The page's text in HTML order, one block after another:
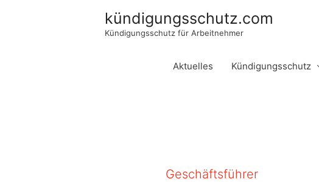
kündigungsschutz.com
Kündigungsschutz für Arbeitnehmer
Aktuelles Kündigungsschutz
Geschäftsführer